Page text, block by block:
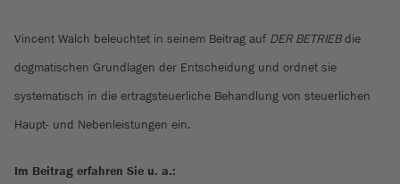
Vincent Walch beleuchtet in seinem Beitrag auf DER BETRIEBdie
dogmatischen Grundlagen der Entscheidung und ordnet sie
systematisch in die ertragsteuerliche Behandlung von steuerlichen
Haupt- und Nebenleistungen ein.
Im Beitrag erfahren Sie u. a.: